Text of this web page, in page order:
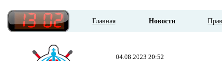
Главная Новости
04.08.2023 20:52